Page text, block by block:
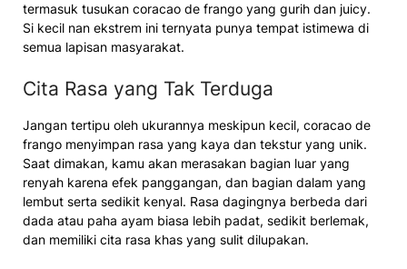
termasuk tusukan coracao de frango yang gurih dan juicy.
Si kecil nan ekstrem ini ternyata punya tempat istimewa di
semua lapisan masyarakat.
Cita Rasa yang Tak Terduga
Jangan tertipu oleh ukurannya meskipun kecil, coracao de
frango menyimpan rasa yang kaya dan tekstur yang unik.
Saat dimakan, kamu akan merasakan bagian luar yang
renyah karena efek panggangan, dan bagian dalam yang
lembut serta sedikit kenyal. Rasa dagingnya berbeda dari
dada atau paha ayam biasa lebih padat, sedikit berlemak,
dan memiliki cita rasa khas yang sulit dilupakan.